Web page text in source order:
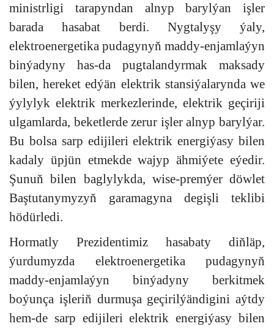
ministrligi tarapyndan alnyp barylýan işler
barada hasabat berdi. Nygtalyşy ýaly,
elektroenergetika pudagynyň maddy-enjamlaýyn
binýadyny has-da pugtalandyrmak maksady
bilen, hereket edýän elektrik stansiýalarynda we
ýylylyk elektrik merkezlerinde, elektrik geçiriji
ulgamlarda, beketlerde zerur işler alnyp barylýar.
Bu bolsa sarp edijileri elektrik energiýasy bilen
kadaly üpjün etmekde wajyp ähmiýete eýedir.
Şunuň bilen baglylykda, wise-premýer döwlet
Baştutanymyzyň garamagyna degişli teklibi
hödürledi.
Hormatly Prezidentimiz hasabaty diňläp,
ýurdumyzda elektroenergetika pudagynyň
maddy-enjamlaýyn binýadyny berkitmek
boýunça işleriň durmuşa geçirilýändigini aýtdy
hem-de sarp edijileri elektrik energiýasy bilen